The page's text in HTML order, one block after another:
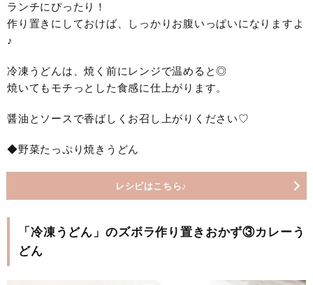
ランチにぴったり！
作り置きにしておけば、しっかりお腹いっぱいになりますよ
♪
冷凍うどんは、焼く前にレンジで温めると◎
焼いてもモチっとした食感に仕上がります。
醤油とソースで香ばしくお召し上がりください♡
◆野菜たっぷり焼きうどん
レシピはこちら♪
「冷凍うどん」のズボラ作り置きおかず③カレーう
どん